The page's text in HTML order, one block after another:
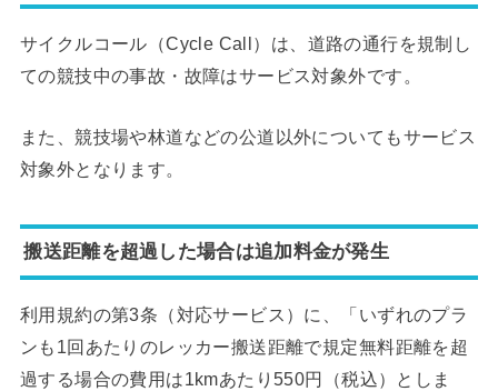
サイクルコール（Cycle Call）は、道路の通行を規制し
ての競技中の事故・故障はサービス対象外です。
また、競技場や林道などの公道以外についてもサービス
対象外となります。
搬送距離を超過した場合は追加料金が発生
利用規約の第3条（対応サービス）に、「いずれのプラ
ンも1回あたりのレッカー搬送距離で規定無料距離を超
過する場合の費用は1kmあたり550円（税込）としま